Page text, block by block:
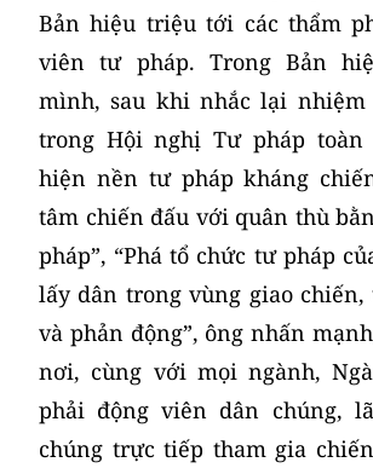
Bản hiệu triệu tới các thẩm
viên tư pháp. Trong Bản
mình, sau khi nhắc lại
trong Hội nghị Tư pháp toàn
hiện nền tư pháp kháng
tâm chiến đấu với quân thù
pháp”, “Phá tổ chức tư pháp
lấy dân trong vùng giao
và phản động”, ông nhấn
nơi, cùng với mọi ngành,
phải động viên dân chúng,
chúng trực tiếp tham gia